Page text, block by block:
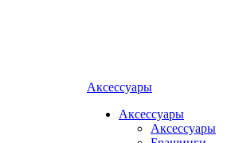
Аксессуары
Аксессуары
Аксессуары